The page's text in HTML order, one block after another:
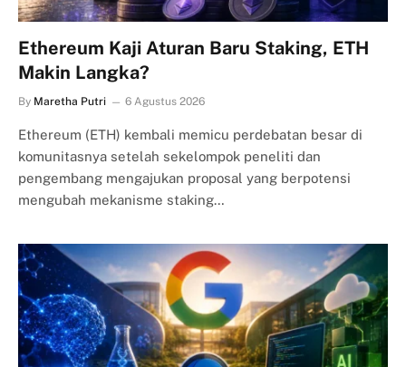
Ethereum Kaji Aturan Baru Staking, ETH
Makin Langka?
By Maretha Putri 6 Agustus 2026
Ethereum (ETH) kembali memicu perdebatan besar di
komunitasnya setelah sekelompok peneliti dan
pengembang mengajukan proposal yang berpotensi
mengubah mekanisme staking…